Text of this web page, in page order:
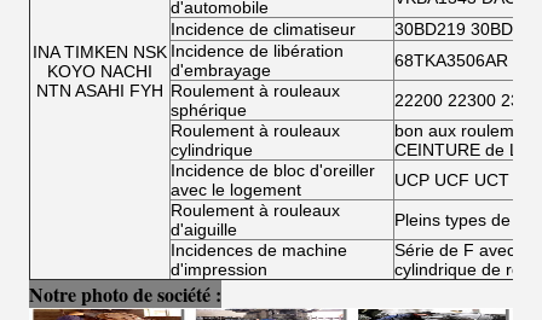
INA TIMKEN NSK
KOYO NACHI
NTN ASAHI FYH
d'automobile
Incidence de climatiseur
30BD219 30BD40
Incidence de libération
d'embrayage
68TKA3506AR
Roulement à rouleaux
sphérique
22200 22300
Roulement à rouleaux
cylindrique
bon aux
CEINTURE de
Incidence de bloc d'oreiller
avec le logement
UCP UCF UCT
Roulement à rouleaux
d'aiguille
Pleins types de
Incidences de machine
d'impression
Série de F avec le
cylindrique de
Notre photo de société :